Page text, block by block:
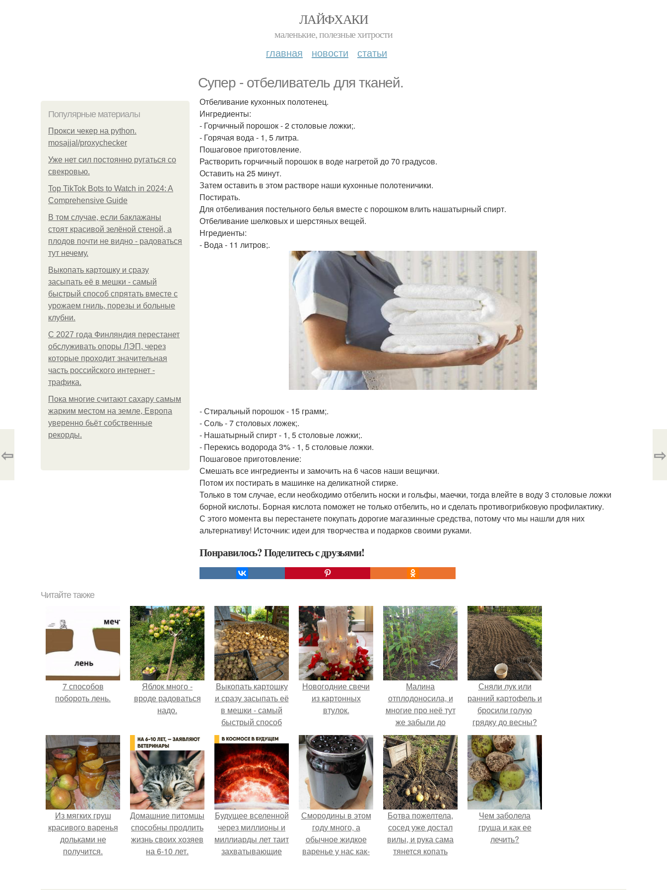
ЛАЙФХАКИ
маленькие, полезные хитрости
главная новости статьи
Супер - отбеливатель для тканей.
Популярные материалы
Прокси чекер на python.
mosajjal/proxychecker
Уже нет сил постоянно ругаться со
свекровью.
Top TikTok Bots to Watch in 2024: A
Comprehensive Guide
В том случае, если баклажаны
стоят красивой зелёной стеной, а
плодов почти не видно - радоваться
тут нечему.
Выкопать картошку и сразу
засыпать её в мешки - самый
быстрый способ спрятать вместе с
урожаем гниль, порезы и больные
клубни.
С 2027 года Финляндия перестанет
обслуживать опоры ЛЭП, через
которые проходит значительная
часть российского интернет -
трафика.
Пока многие считают сахару самым
жарким местом на земле, Европа
уверенно бьёт собственные
рекорды.
Отбеливание кухонных полотенец.
Ингредиенты:
- Горчичный порошок - 2 столовые ложки;.
- Горячая вода - 1, 5 литра.
Пошаговое приготовление.
Растворить горчичный порошок в воде нагретой до 70 градусов.
Оставить на 25 минут.
Затем оставить в этом растворе наши кухонные полотеничики.
Постирать.
Для отбеливания постельного белья вместе с порошком влить нашатырный спирт.
Отбеливание шелковых и шерстяных вещей.
Нгредиенты:
- Вода - 11 литров;.
- Стиральный порошок - 15 грамм;.
- Соль - 7 столовых ложек;.
- Нашатырный спирт - 1, 5 столовые ложки;.
- Перекись водорода 3% - 1, 5 столовые ложки.
Пошаговое приготовление:
Смешать все ингредиенты и замочить на 6 часов наши вещички.
Потом их постирать в машинке на деликатной стирке.
Только в том случае, если необходимо отбелить носки и гольфы, маечки, тогда влейте в воду 3 столовые ложки
борной кислоты. Борная кислота поможет не только отбелить, но и сделать противогрибковую профилактику.
С этого момента вы перестанете покупать дорогие магазинные средства, потому что мы нашли для них
альтернативу! Источник: идеи для творчества и подарков своими руками.
Понравилось? Поделитесь с друзьями!
⇦ ⇨
Читайте также
7 способов
побороть лень.
Яблок много -
вроде радоваться
надо.
Выкопать картошку
и сразу засыпать её
в мешки - самый
быстрый способ
спрятать вместе с
урожаем гниль,
порезы и больные
клубни.
Новогодние свечи
из картонных
втулок.
Малина
отплодоносила, и
многие про неё тут
же забыли до
следующего лета.
Сняли лук или
ранний картофель и
бросили голую
грядку до весны?
Из мягких груш
красивого варенья
дольками не
получится.
Домашние питомцы
способны продлить
жизнь своих хозяев
на 6-10 лет.
Будущее вселенной
через миллионы и
миллиарды лет таит
захватывающие
Смородины в этом
году много, а
обычное жидкое
варенье у нас как-
Ботва пожелтела,
сосед уже достал
вилы, и рука сама
тянется копать
Чем заболела
груша и как ее
лечить?